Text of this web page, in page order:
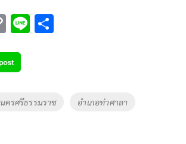
C
p
y
Li
Li
นครศรีธรรมราช อำเภอท่าศาลา